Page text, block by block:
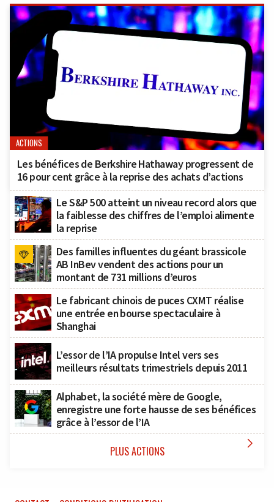
ACTIONS
Les bénéfices de Berkshire Hathaway progressent de
16 pour cent grâce à la reprise des achats d’actions
Le S&P 500 atteint un niveau record alors que
la faiblesse des chiffres de l’emploi alimente
la reprise
Des familles influentes du géant brassicole
AB InBev vendent des actions pour un
montant de 731 millions d’euros
Le fabricant chinois de puces CXMT réalise
une entrée en bourse spectaculaire à
Shanghai
L’essor de l’IA propulse Intel vers ses
meilleurs résultats trimestriels depuis 2011
Alphabet, la société mère de Google,
enregistre une forte hausse de ses bénéfices
grâce à l’essor de l’IA
PLUS ACTIONS 